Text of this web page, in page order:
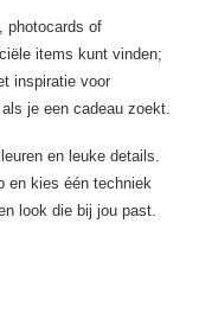
photocards of
items kunt vinden;
inspiratie voor
je een cadeau zoekt.
en leuke details.
en kies één techniek
look die bij jou past.